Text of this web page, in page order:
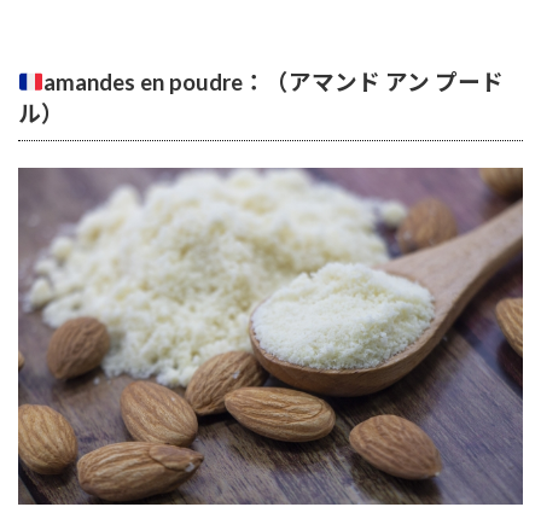
amandes en poudre：（アマンド アン プード
ル）